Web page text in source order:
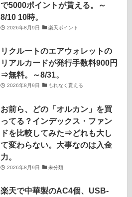
で5000ポイントが貰える。～
8/10 10時。
2026年8月9日 楽天ポイント
リクルートのエアウォレットの
リアルカードが発行手数料900円
⇒無料。～8/31。
2026年8月9日 もれなく貰える
お前ら、どの「オルカン」を買
ってる？インデックス・ファン
ドを比較してみた⇒どれも大し
て変わらない。大事なのは入金
力。
2026年8月9日 未分類
楽天で中華製のAC4個、USB-